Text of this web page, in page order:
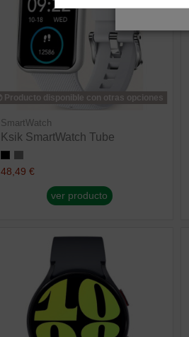
Producto disponible con otras opciones
SmartWatch
Ksik SmartWatch Tube
48,49 €
ver producto